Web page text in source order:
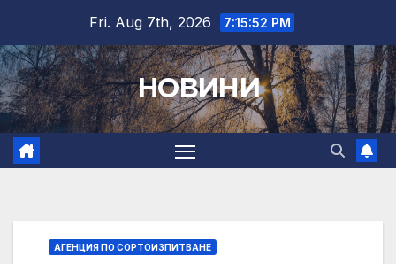
content
Fri. Aug 7th, 2026 7:15:53 PM
НОВИНИ
АГЕНЦИЯ ПО СОРТОИЗПИТВАНЕ